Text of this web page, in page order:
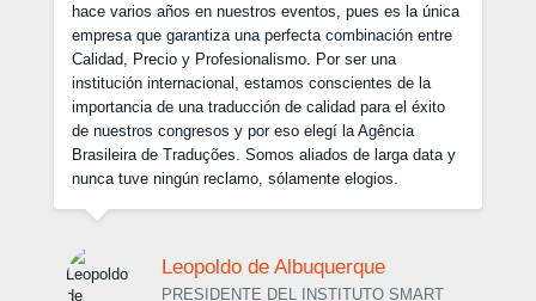
fueron entregados antes del plazo y los profesionales de
la Agência Brasileira de Traduções fueron muy flexibles
con cambios de última hora en algunos de los archivos
finales que enviamos. Fue excelente tratar con el equipo
de la Agência Brasileira de Traduções y no tengo
ninguna duda en recomendar sus servicios. Estoy
ansioso por trabajar con ustedes nuevamente en el
futuro.
Dr. Hélio Luiz Vitorino Barcelos
SOCIO DIRECTOR DE BARCELOS E